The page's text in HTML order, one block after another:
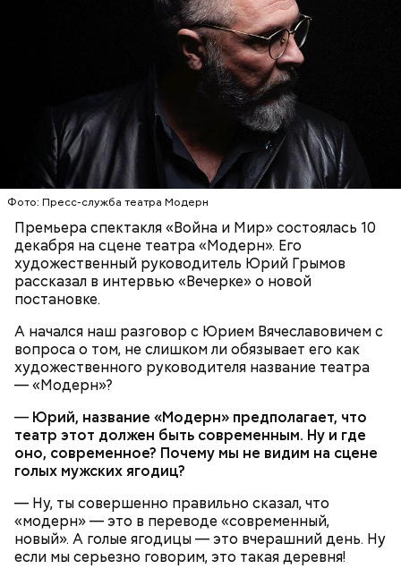
Фото: Пресс-служба театра Модерн
Премьера спектакля «Война и Мир» состоялась 10
декабря на сцене театра «Модерн». Его
художественный руководитель Юрий Грымов
рассказал в интервью «Вечерке» о новой
постановке.
А начался наш разговор с Юрием Вячеславовичем с
вопроса о том, не слишком ли обязывает его как
художественного руководителя название театра
— «Модерн»?
— Юрий, название «Модерн» предполагает, что
театр этот должен быть современным. Ну и где
оно, современное? Почему мы не видим на сцене
голых мужских ягодиц?
— Ну, ты совершенно правильно сказал, что
«модерн» — это в переводе «современный,
новый». А голые ягодицы — это вчерашний день. Ну
если мы серьезно говорим, это такая деревня!
зима ходит с гвоздем.
Каков день в Николая зимнего, такой и в
Николая летнего.
Коли зима до Николина дня след заметает,
дороге не стоять.
19 декабря всегда начиналось сватовство.
При этом приговаривали: «Выбирай не
невесту, а сваху». Молодежь готовилась к
зимним посиделкам.
В этот день открывались зимние сельские
базары и ярмарки: «Никольский торг всему
указ», «Цены на хлеб строит Никольский
торг».
Также «Вечерняя Москва» узнала,что можно и
нельзя делать в этот особенный день.
1/2 стакана перловой крупы;
6-8 картофелин;
Крупу перловую перебрать, промыть в теплой
воде и сварить в небольшом количестве воды. В
другой кастрюле в кипящую воду опустить
очищенный, промытый и нарезанный дольками
картофель, дать повариться 15-20 минут. Затем
опустить нарезанные мелкими кубиками и
спассерованные на растительном масле морковь,
петрушку и репчатый лук, готовую перловую крупу
с отваром, дать прокипеть 5-6 минут, заправить
солью, перцем и сдвинуть кастрюлю на край
плиты. При подаче на стол посыпать суп зеленью
укропа и петрушки.